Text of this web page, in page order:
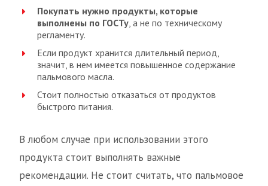
Покупать нужно продукты, которые
выполнены по ГОСТу, а не по техническому
регламенту.
Если продукт хранится длительный период,
значит, в нем имеется повышенное содержание
пальмового масла.
Стоит полностью отказаться от продуктов
быстрого питания.
В любом случае при использовании этого
продукта стоит выполнять важные
рекомендации. Не стоит считать, что пальмовое